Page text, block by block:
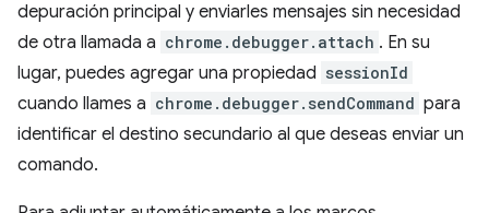
depuración principal y enviarles mensajes sin necesidad
de otra llamada a chrome.debugger.attach . En su
lugar, puedes agregar una propiedad sessionId
cuando llames a chrome.debugger.sendCommand para
identificar el destino secundario al que deseas enviar un
comando.